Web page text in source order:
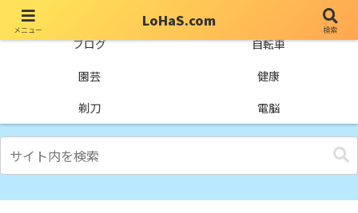
ブログ
自転車
園芸
健康
剃刀
電脳
メニュー
LoHaS.com
検索